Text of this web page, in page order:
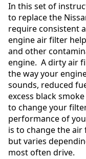
In this set of
to replace the
require consistent
engine air filter
and other
engine. A dirty air
the way your
sounds, reduced
excess black
to change your
performance of
is to change the air
but varies
most often drive.